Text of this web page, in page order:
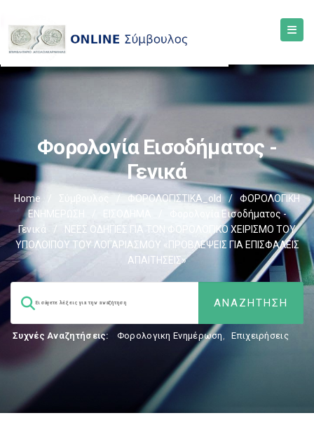
Φορολογία Εισοδήματος -
Γενικά
Home Σύμβουλος / ΦΟΡΟΛΟΓΙΣΤΙΚΑ_old /
ΦΟΡΟΛΟΓΙΚΗ
ΕΝΗΜΕΡΩΣΗ
Φορολογία Εισοδήματος -
Γενικά
/
ΝΕΕΣ ΟΔΗΓΙΕΣ ΓΙΑ ΤΟΝ ΦΟΡΟΛΟΓΙΚΟ ΧΕΙΡΙΣΜΟ ΤΟΥ
ΥΠΟΛΟΙΠΟΥ ΤΟΥ ΛΟΓΑΡΙΑΣΜΟΥ «ΠΡΟΒΛΕΨΕΙΣ ΓΙΑ ΕΠΙΣΦΑΛΕΙΣ
ΑΠΑΙΤΗΣΕΙΣ»
Συχνές Αναζητήσεις: Φορολογικη Ενημέρωση, Επιχειρήσεις